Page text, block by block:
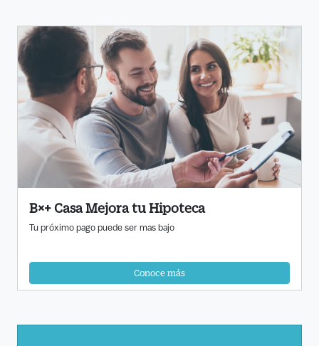
B×+ Casa Mejora tu Hipoteca
Tu próximo pago puede ser mas bajo
Conoce más